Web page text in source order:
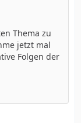
Thema zu
jetzt mal
Folgen der